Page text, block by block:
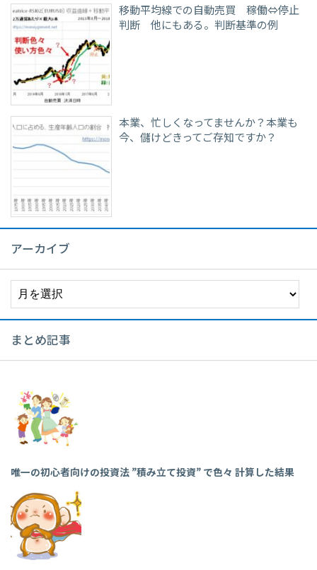
移動平均線での自動売買 稼働⇔停止
判断 他にもある。判断基準の例
本業、忙しくなってませんか？本業も
今、儲けどきってご存知ですか？
アーカイブ
まとめ記事
唯一の初心者向けの投資法 ”積み立て投資” で色々 計算した結果